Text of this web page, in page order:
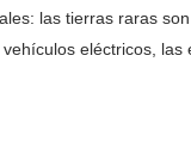
las tierras raras son
eléctricos,